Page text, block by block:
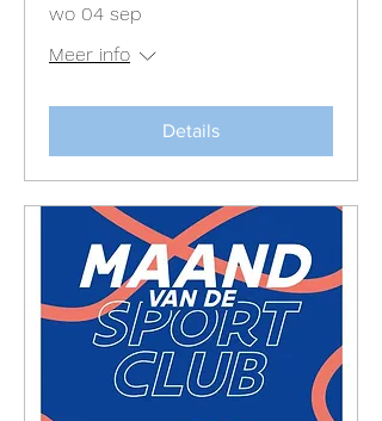
wo 04 sep
Meer info
Details